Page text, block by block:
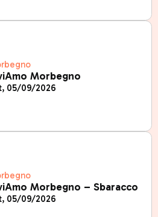
Morbegno
05/09/2026
Morbegno – Sbaracco
05/09/2026